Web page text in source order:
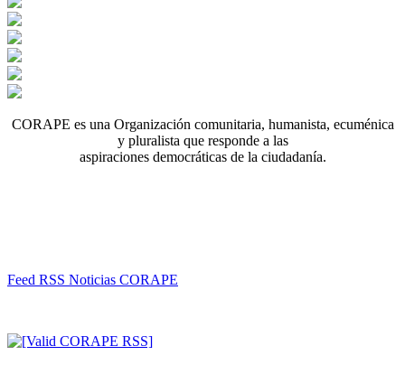
CORAPE es una Organización comunitaria, humanista, ecuménica
y pluralista que responde a las
aspiraciones democráticas de la ciudadanía.
Feed RSS Noticias CORAPE